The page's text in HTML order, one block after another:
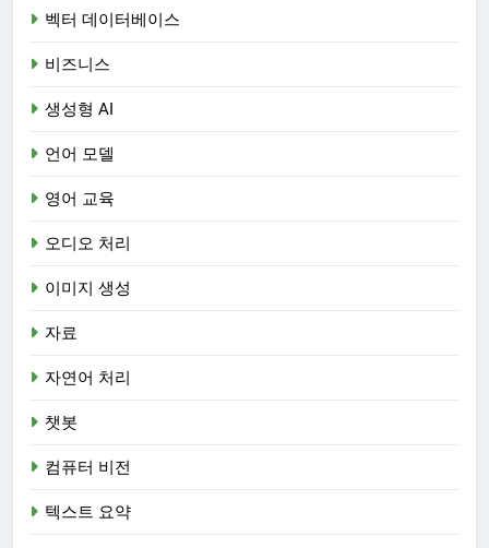
벡터 데이터베이스
비즈니스
생성형 AI
언어 모델
영어 교육
오디오 처리
이미지 생성
자료
자연어 처리
챗봇
컴퓨터 비전
텍스트 요약